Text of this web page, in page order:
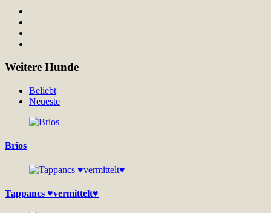
Weitere Hunde
Beliebt
Neueste
Brios
Tappancs ♥vermittelt♥